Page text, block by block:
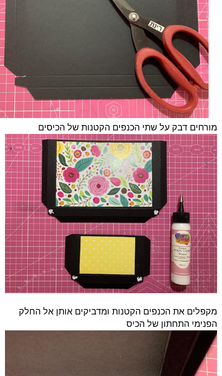
מורחים דבק על שתי הכנפים הקטנות של הכיסים
מקפלים את הכנפים הקטנות ומדביקים אותן אל החלק
הפנימי התחתון של הכיס